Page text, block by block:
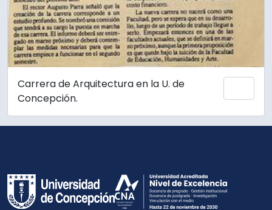
Carrera de Arquitectura en la U. de
Concepción.